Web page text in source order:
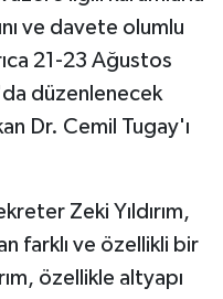
ve davete olumlu
21-23 Ağustos
düzenlenecek
Dr. Cemil Tugay'ı
Zeki Yıldırım,
farklı ve özellikli bir
özellikle altyapı